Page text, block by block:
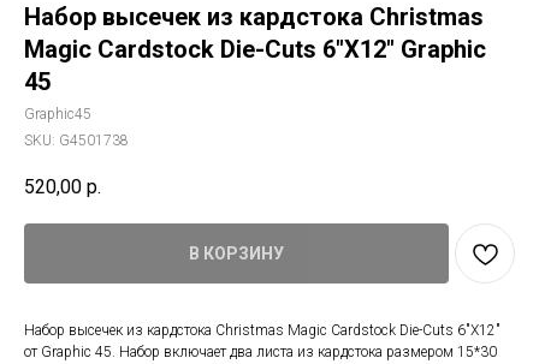
Набор высечек из кардстока Christmas
Magic Cardstock Die-Cuts 6"X12" Graphic
45
Graphic45
SKU: G4501738
520,00 р.
В КОРЗИНУ
Набор высечек из кардстока Christmas Magic Cardstock Die-Cuts 6"X12"
от Graphic 45. Набор включает два листа из кардстока размером 15*30